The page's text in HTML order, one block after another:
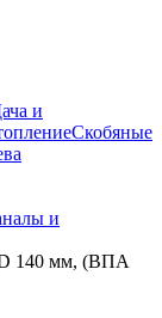
и
Скобяные
и
140 мм, (ВПА